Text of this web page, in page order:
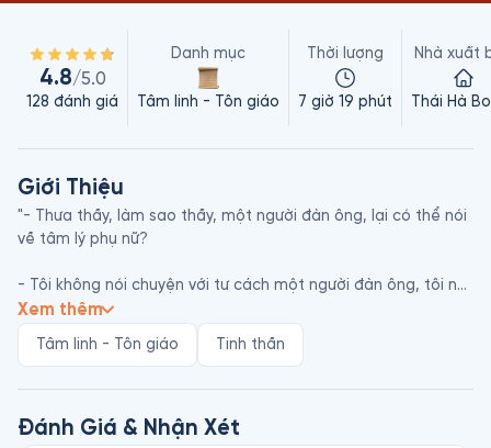
4.8/5.0
128 đánh giá
Danh mục
Tâm linh - Tôn giáo
Thời lượng
7 giờ 19 phút
Nhà xuất
Thái Hà
Giới Thiệu
"- Thưa thầy, làm sao thầy, một người đàn ông, lại có thể nói
về tâm lý phụ nữ?
- Tôi không nói chuyện với tư cách một người đàn ông, tôi nói
với tâm thế một người phụ nữ. Tôi không hề nói bằng tâm trí.
bằng nhận thức. Và nhận thức thì không có giới tính, nhận
bạn là phần nội tại của cơ thể bạn, còn cơ thể bạn là vỏ
Xem thêm
Tâm linh - Tôn giáo Tinh thần
Đánh Giá & Nhận Xét